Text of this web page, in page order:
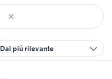
Dal più rilevante